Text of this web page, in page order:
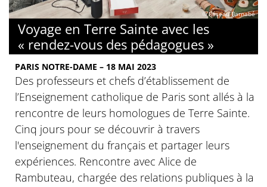
© Réseau Barnabé
Voyage en Terre Sainte avec les
« rendez-vous des pédagogues »
PARIS NOTRE-DAME – 18 MAI 2023
Des professeurs et chefs d’établissement de
l’Enseignement catholique de Paris sont allés à la
rencontre de leurs homologues de Terre Sainte.
Cinq jours pour se découvrir à travers
l'enseignement du français et partager leurs
expériences. Rencontre avec Alice de
Rambuteau, chargée des relations publiques à la